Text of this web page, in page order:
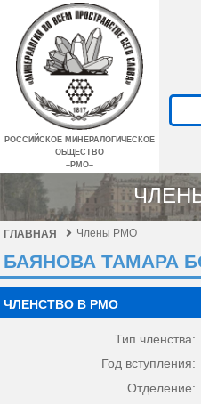
РОССИЙСКОЕ МИНЕРАЛОГИЧЕСКОЕ
ОБЩЕСТВО
–РМО–
ГЛАВНАЯ Члены РМО
БАЯНОВА ТАМАРА
ЧЛЕНСТВО В РМО
Тип членства:
Год вступления:
Отделение: